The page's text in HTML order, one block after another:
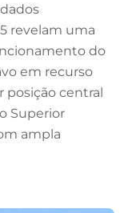
revelam uma
do
em recurso
posição central
Superior
ampla